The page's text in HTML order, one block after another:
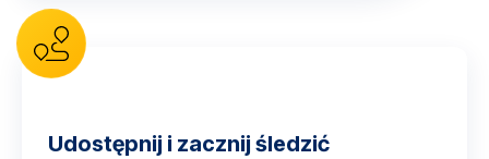
Udostępnij i zacznij śledzić